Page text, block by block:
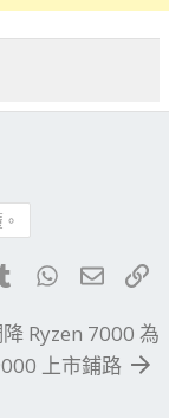
TumblrWhatsApp
電子
Ryzen 7000 為
上市鋪路